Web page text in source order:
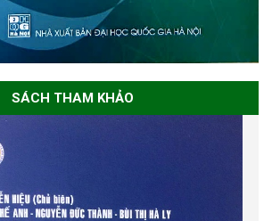
SÁCH THAM KHẢO